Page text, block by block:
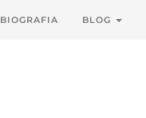
BIOGRAFIA BLOG